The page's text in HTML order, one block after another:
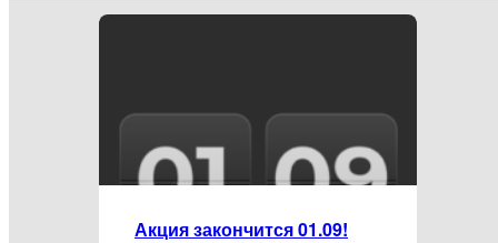
Акция закончится 01.09!